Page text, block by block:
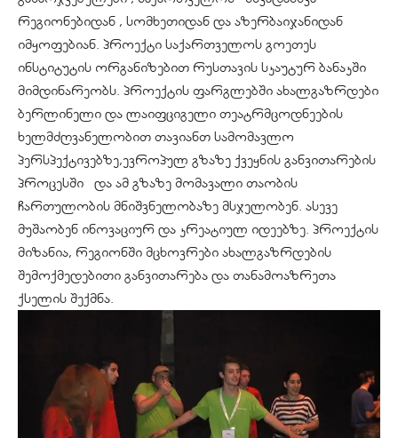
რეგიონებიდან , სომხეთიდან და აზერბაიჯანიდან
იმყოფებიან. პროექტი საქართველოს გოეთეს
ინსტიტუტის ორგანიზებით რუსთავის სკაუტურ ბანაკში
მიმდინარეობს. პროექტის ფარგლებში ახალგაზრდები
ბერლინელი და ლაიფციგელი თეატრმცოდნეების
ხელმძღვანელობით თავიანთ სამომავლო
პერსპექტივებზე,ევროპულ გზაზე ქვეყნის განვითარების
პროცესში და ამ გზაზე მომავალი თაობის
ჩართულობის მნიშვნელობაზე მსჯელობენ. ასევე
მუშაობენ ინოვაციურ და კრეატიულ იდეებზე. პროექტის
მიზანია, რეგიონში მცხოვრები ახალგაზრდების
შემოქმედებითი განვითარება და თანამოაზრეთა
ქსელის შექმნა.